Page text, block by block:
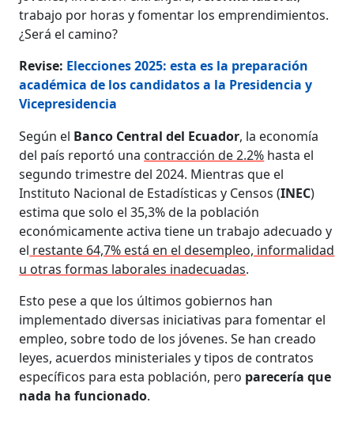
trabajo por horas y fomentar los emprendimientos.
¿Será el camino?
Revise: Elecciones 2025: esta es la preparación
académica de los candidatos a la Presidencia y
Vicepresidencia
Según el Banco Central del Ecuador, la economía
del país reportó una contracción de 2.2% hasta el
segundo trimestre del 2024. Mientras que el
Instituto Nacional de Estadísticas y Censos (INEC)
estima que solo el 35,3% de la población
económicamente activa tiene un trabajo adecuado y
el restante 64,7% está en el desempleo, informalidad
u otras formas laborales inadecuadas.
​​Esto pese a que los últimos gobiernos han
implementado diversas iniciativas para fomentar el
empleo, sobre todo de los jóvenes. Se han creado
leyes, acuerdos ministeriales y tipos de contratos
específicos para esta población, pero parecería que
nada ha funcionado.